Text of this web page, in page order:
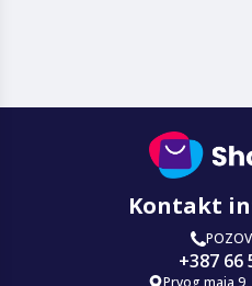
Kontakt
+387 66
Prvog maja